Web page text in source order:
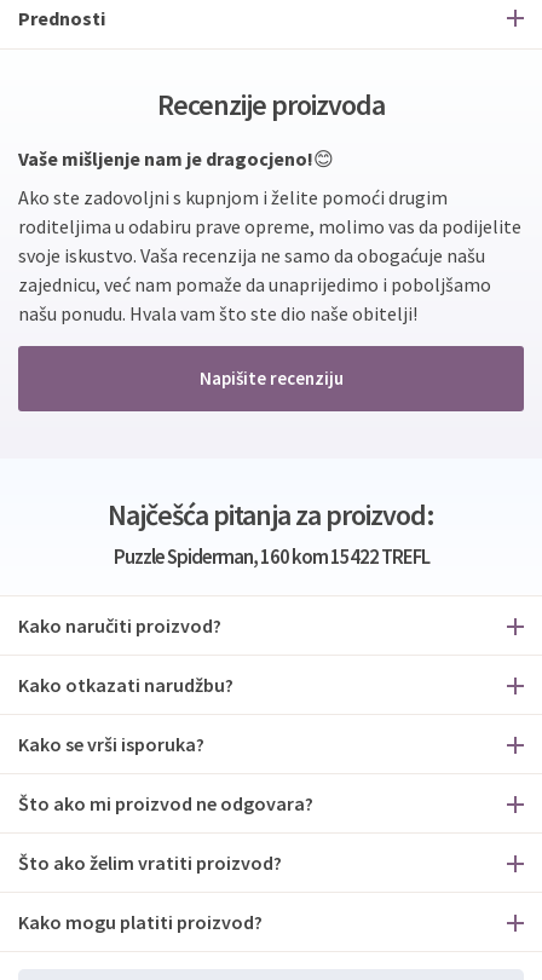
Prednosti
Recenzije proizvoda
Vaše mišljenje nam je dragocjeno!😊
Ako ste zadovoljni s kupnjom i želite pomoći drugim
roditeljima u odabiru prave opreme, molimo vas da podijelite
svoje iskustvo. Vaša recenzija ne samo da obogaćuje našu
zajednicu, već nam pomaže da unaprijedimo i poboljšamo
našu ponudu. Hvala vam što ste dio naše obitelji!
Napišite recenziju
Najčešća pitanja za proizvod:
Puzzle Spiderman, 160 kom 15422 TREFL
Kako naručiti proizvod?
Kako otkazati narudžbu?
Kako se vrši isporuka?
Što ako mi proizvod ne odgovara?
Što ako želim vratiti proizvod?
Kako mogu platiti proizvod?